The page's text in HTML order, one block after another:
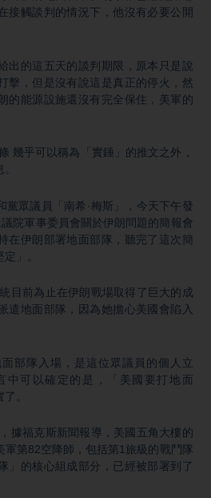
接觸談判的情況下，他沒有必要公開
出的這五天的談判期限，原本只是說
擊，但是沒有說這是真正的停火，然
的能源設施還沒有完全保住，美軍的
幾乎可以稱為「實錘」的推文之外，
黨眾議員「南希·梅斯」，今天下午發
院軍事委員會關於伊朗問題的簡報會
在伊朗部署地面部隊，聽完了這次簡
」。
目前為止在伊朗戰場取得了巨大的成
遣地面部隊，因為她擔心美國會陷入
部隊入場，是這位眾議員的個人立
中可以確定的是，「美國要打地面
。
據福克斯新聞報導，美國五角大樓的
軍第82空降師，包括第1旅級的戰鬥隊
」的核心組成部分，已經被部署到了